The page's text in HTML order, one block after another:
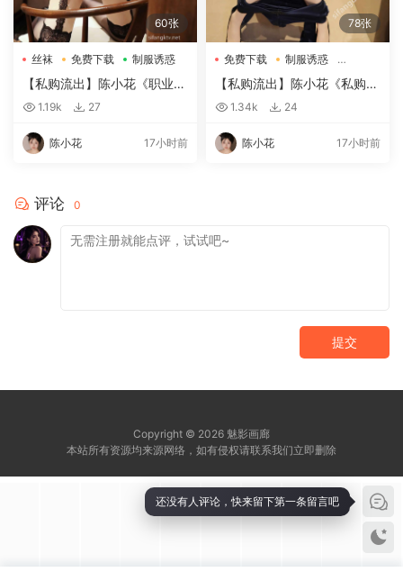
60张
丝袜 免费下载 制服诱惑
【私购流出】陈小花《职业装
OL》（1941）
1.19k 27
陈小花 17小时前
78张
免费下载
制服诱惑
大尺度
【私购流出】陈小花《私购流
出》（09326）
1.34k 24
陈小花 17小时前
评论 0
提交
Copyright © 2026 魅影画廊
本站所有资源均来源网络，如有侵权请联系我们立即删除
还没有人评论，快来留下第一条留言吧